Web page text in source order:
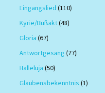
Eingangslied (110)
Kyrie/Bußakt(48)
Gloria (67)
Antwortgesang (77)
Halleluja (50)
Glaubensbekenntnis (1)